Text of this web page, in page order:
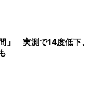
」 実測で14度低下、